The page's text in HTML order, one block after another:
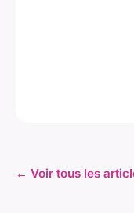
← Voir tous les